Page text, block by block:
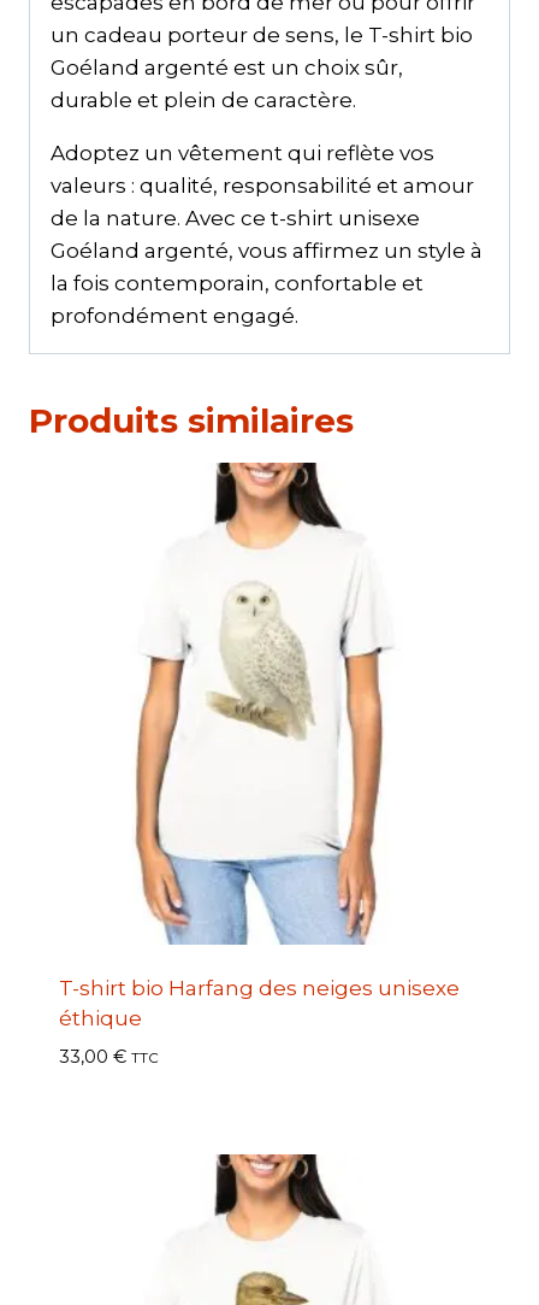
un cadeau porteur de sens, le T-shirt bio
Goéland argenté est un choix sûr,
durable et plein de caractère.
Adoptez un vêtement qui reflète vos
valeurs : qualité, responsabilité et amour
de la nature. Avec ce t-shirt unisexe
Goéland argenté, vous affirmez un style à
la fois contemporain, confortable et
profondément engagé.
Produits similaires
T-shirt bio Harfang des neiges unisexe
éthique
33,00 € TTC